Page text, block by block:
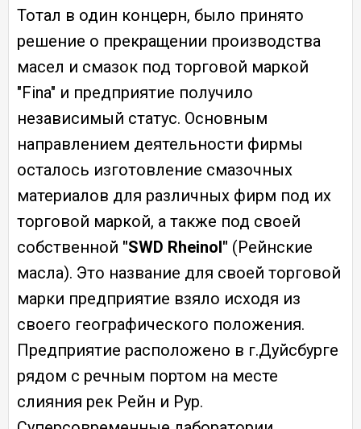
Тотал в один концерн, было принято
решение о прекращении производства
масел и смазок под торговой маркой
"Fina" и предприятие получило
независимый статус. Основным
направлением деятельности фирмы
осталось изготовление смазочных
материалов для различных фирм под их
торговой маркой, а также под своей
собственной "SWD Rheinol" (Рейнские
масла). Это название для своей торговой
марки предприятие взяло исходя из
своего географического положения.
Предприятие расположено в г.Дуйсбурге
рядом с речным портом на месте
слияния рек Рейн и Рур.